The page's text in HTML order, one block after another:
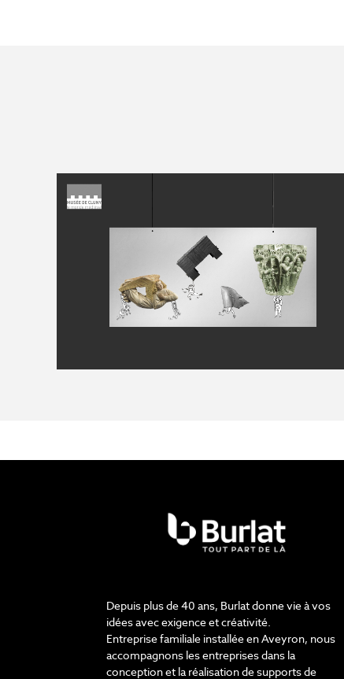
Depuis plus de 40 ans, Burlat donne vie à vos
idées avec exigence et créativité.
Entreprise familiale installée en Aveyron, nous
accompagnons les entreprises dans la
conception et la réalisation de supports de